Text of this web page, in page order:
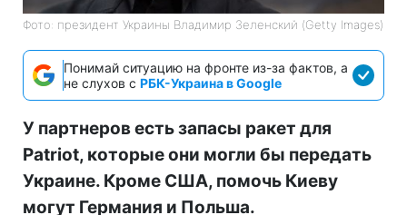
Фото: президент Украины Владимир Зеленский (Getty Images)
Понимай ситуацию на фронте из-за фактов, а
не слухов с РБК-Украина в Google
У партнеров есть запасы ракет для
Patriot, которые они могли бы передать
Украине. Кроме США, помочь Киеву
могут Германия и Польша.